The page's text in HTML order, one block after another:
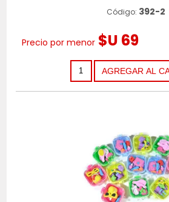
Código: 392-2
Precio por menor $U 69